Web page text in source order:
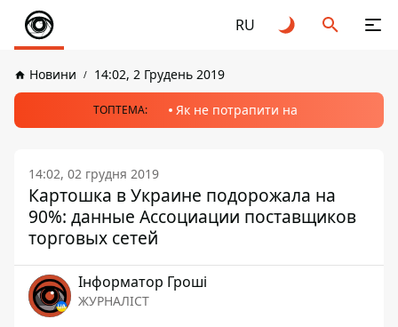
RU
Новини 14:02, 2 Грудень 2019
ТОПТЕМА: Як не потрапити на
14:02, 02 грудня 2019
Картошка в Украине подорожала на
90%: данные Ассоциации поставщиков
торговых сетей
Інформатор Гроші
ЖУРНАЛІСТ